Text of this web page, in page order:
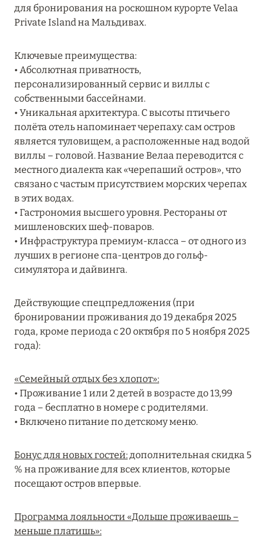
MARCH GRAND ESCAPE: ПРЕДЛОЖЕНИЕ ОТ Á
LA CARTE PREMIUM ПО ОТЕЛЮ WALDORF
Подробнее
12 ноября 2025
MANDARIN ORIENTAL JUMEIRA — SUITE
NOVEMBER
Подробнее
13 мая 2025
ЗАБРОНИРУЙТЕ FOUR SEASONS RESORT
DUBAI AT JUMEIRAH BEACH ПО ЛУЧШИМ
ЦЕНАМ
Подробнее
04 апреля 2025
ATLANTIS THE PALM: НОВЫЙ ПАКЕТ
НАПИТКОВ ДЛЯ HB И FB
13 февраля 2025
СКИДКИ ДО 30 % ОТ СУММЫ КОНТРАКТА НА
РАЗМЕЩЕНИЕ ВЕСНОЙ
Подробнее
для бронирования на роскошном курорте Velaa
Private Island на Мальдивах.
Ключевые преимущества:
• Абсолютная приватность,
персонализированный сервис и виллы с
собственными бассейнами.
• Уникальная архитектура. С высоты птичьего
полёта отель напоминает черепаху: сам остров
является туловищем, а расположенные над водой
виллы – головой. Название Велаа переводится с
местного диалекта как «черепаший остров», что
связано с частым присутствием морских черепах
в этих водах.
• Гастрономия высшего уровня. Рестораны от
мишленовских шеф-поваров.
• Инфраструктура премиум-класса – от одного из
лучших в регионе спа-центров до гольф-
симулятора и дайвинга.
Действующие спецпредложения (при
бронировании проживания до 19 декабря 2025
года, кроме периода с 20 октября по 5 ноября 2025
года):
«Семейный отдых без хлопот»:
• Проживание 1 или 2 детей в возрасте до 13,99
года – бесплатно в номере с родителями.
• Включено питание по детскому меню.
Бонус для новых гостей:дополнительная скидка 5
% на проживание для всех клиентов, которые
посещают остров впервые.
Программа лояльности «Дольше проживаешь –
меньше платишь»: